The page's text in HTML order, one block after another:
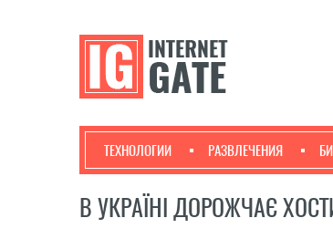
ТЕХНОЛОГИИ РАЗВЛЕЧЕНИЯ
В УКРАЇНІ ДОРОЖЧАЄ